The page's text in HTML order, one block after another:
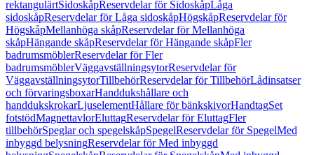
rektangulärtSidoskåpReservdelar för SidoskåpLåga
sidoskåpReservdelar för Låga sidoskåpHögskåpReservdelar för
HögskåpMellanhöga skåpReservdelar för Mellanhöga
skåpHängande skåpReservdelar för Hängande skåpFler
badrumsmöblerReservdelar för Fler
badrumsmöblerVäggavställningsytorReservdelar för
VäggavställningsytorTillbehörReservdelar för TillbehörLådinsatser
och förvaringsboxarHanddukshållare och
handdukskrokarLjuselementHållare för bänkskivorHandtagSet
fotstödMagnettavlorEluttagReservdelar för EluttagFler
tillbehörSpeglar och spegelskåpSpegelReservdelar för SpegelMed
inbyggd belysningReservdelar för Med inbyggd